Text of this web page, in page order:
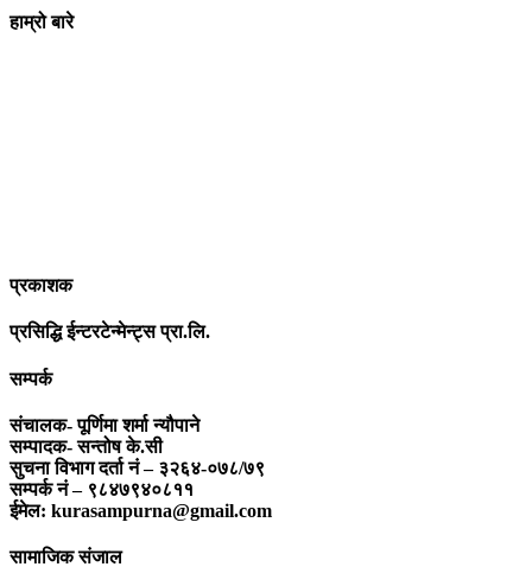
हाम्रो बारे
प्रकाशक
प्रसिद्धि ईन्टरटेन्मेन्ट्स प्रा.लि.
सम्पर्क
संचालक- पूर्णिमा शर्मा न्यौपाने
सम्पादक- सन्तोष के.सी
सुचना विभाग दर्ता नं – ३२६४-०७८/७९
सम्पर्क नं – ९८४७९४०८११
ईमेल: kurasampurna@gmail.com
सामाजिक संजाल